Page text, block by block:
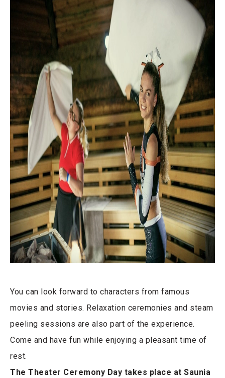
You can look forward to characters from famous
movies and stories. Relaxation ceremonies and steam
peeling sessions are also part of the experience.
Come and have fun while enjoying a pleasant time of
rest.
The Theater Ceremony Day takes place at Saunia